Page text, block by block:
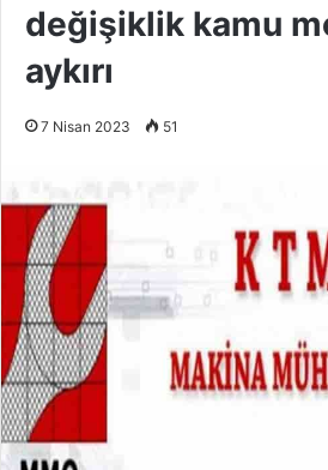
değişiklik kamu
aykırı
7 Nisan 2023 51